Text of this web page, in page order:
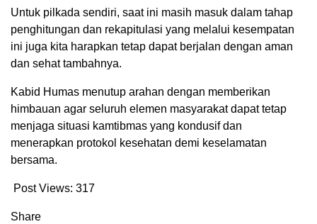
Untuk pilkada sendiri, saat ini masih masuk dalam tahap
penghitungan dan rekapitulasi yang melalui kesempatan
ini juga kita harapkan tetap dapat berjalan dengan aman
dan sehat tambahnya.
Kabid Humas menutup arahan dengan memberikan
himbauan agar seluruh elemen masyarakat dapat tetap
menjaga situasi kamtibmas yang kondusif dan
menerapkan protokol kesehatan demi keselamatan
bersama.
Post Views: 317
Share